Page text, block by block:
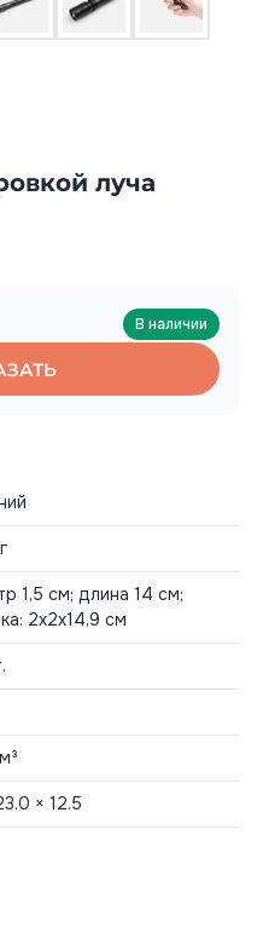
луча
В наличии
1,5 см; длина 14 см;
2х2х14,9 см
× 12.5